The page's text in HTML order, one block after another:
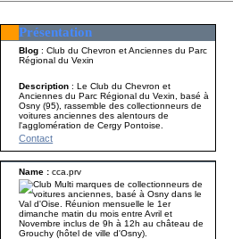
Présentation
Blog : Club du Chevron et Anciennes du Parc
Régional du Vexin
Description: Le Club du Chevron et
Anciennes du Parc Régional du Vexin, basé à
Osny (95), rassemble des collectionneurs de
voitures anciennes des alentours de
l'agglomération de Cergy Pontoise.
Contact
Name :cca.prv